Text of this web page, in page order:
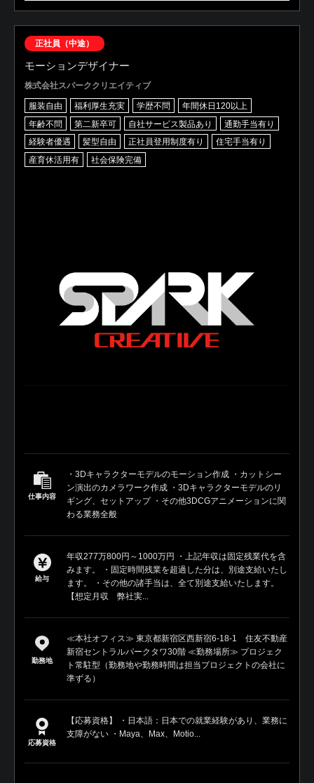
正社員（中途）
モーションデザイナー
株式会社スパーククリエイティブ
服装自由 福利厚生充実 学歴不問
年間休日120以上
年齢不問
第二新卒可 自社サービス製品あり
通勤手当有り
経験者優遇
髪型自由 正社員登用制度有り
住宅手当有り
産育休活用有
社会保険完備
仕事内容
・3Dキャラクターモデルのモーション作成 ・カットシー
ン演出のカメラワーク作成 ・3Dキャラクターモデルのリ
ギング、セットアップ ・その他3DCGアニメーションに関
わる業務全般
給与
年収277万800円～1000万円 ・上記年収は固定残業代を含
みます。 ・固定時間残業を超過した分は、別途支給いたし
ます。 ・その他の諸手当は、全て別途支給いたします。
【想定月収 弊社実...
勤務地
≪本社オフィス≫ 東京都新宿区西新宿6-18-1 住友不動産
新宿セントラルパークタワ30階 ≪勤務場所≫ プロジェク
ト常駐型（勤務地や勤務時間は担当プロジェクトの会社に
準ずる）
応募資格
【応募資格】 ・日本語：日本での就業経験があり、業務に
支障がない ・Maya、Max、Motio...